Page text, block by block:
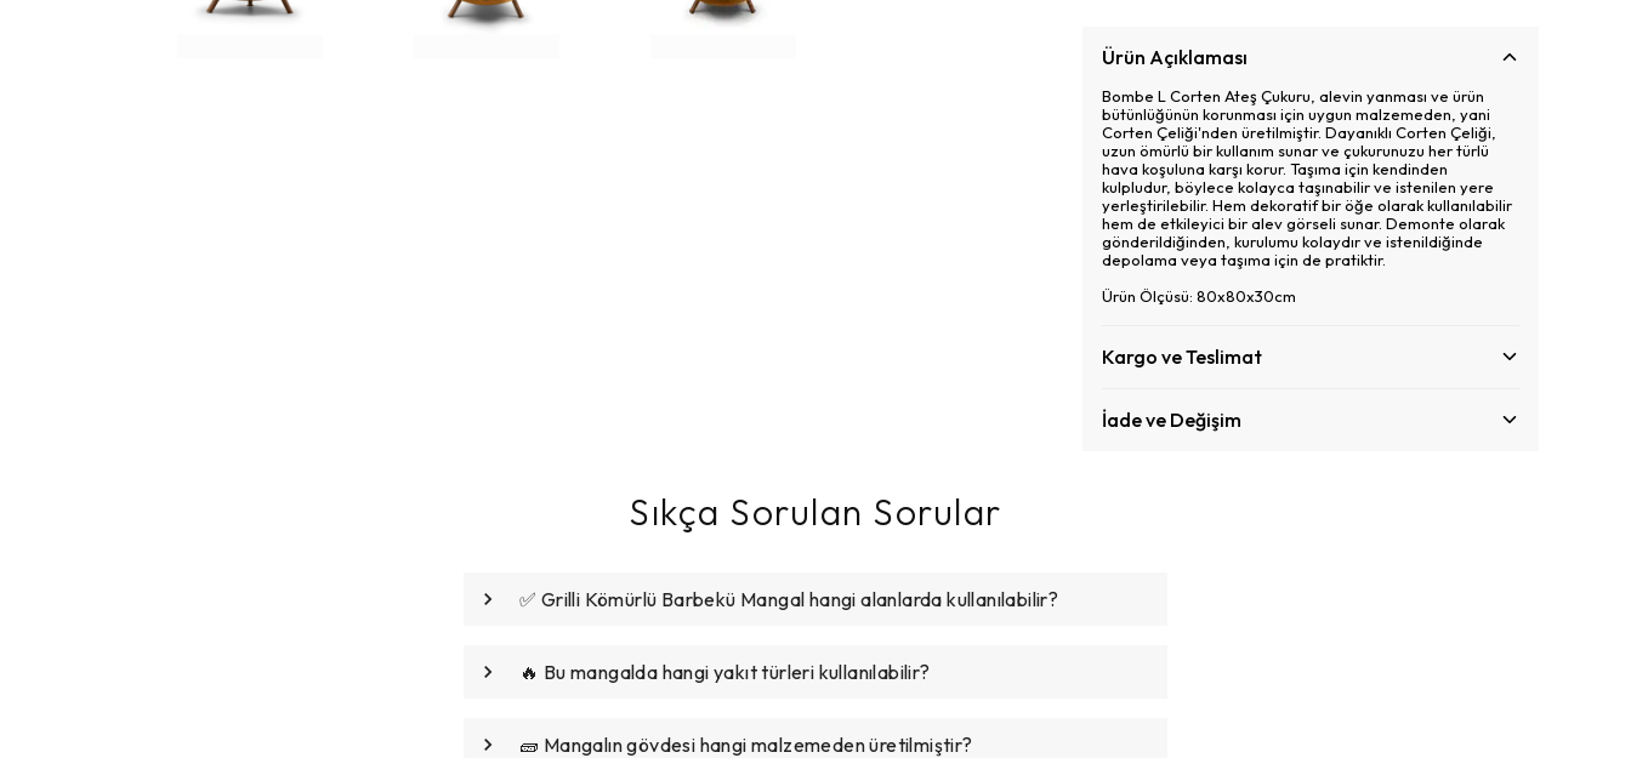
Ürün Açıklaması
Bombe L Corten Ateş Çukuru, alevin yanması ve ürün
bütünlüğünün korunması için uygun malzemeden, yani
Corten Çeliği'nden üretilmiştir. Dayanıklı Corten Çeliği,
uzun ömürlü bir kullanım sunar ve çukurunuzu her türlü
hava koşuluna karşı korur. Taşıma için kendinden
kulpludur, böylece kolayca taşınabilir ve istenilen yere
yerleştirilebilir. Hem dekoratif bir öğe olarak kullanılabilir
hem de etkileyici bir alev görseli sunar. Demonte olarak
gönderildiğinden, kurulumu kolaydır ve istenildiğinde
depolama veya taşıma için de pratiktir.
Ürün Ölçüsü: 80x80x30cm
Kargo ve Teslimat
İade ve Değişim
Sıkça Sorulan Sorular
✅ Grilli Kömürlü Barbekü Mangal hangi alanlarda kullanılabilir?
🔥 Bu mangalda hangi yakıt türleri kullanılabilir?
🧱 Mangalın gövdesi hangi malzemeden üretilmiştir?